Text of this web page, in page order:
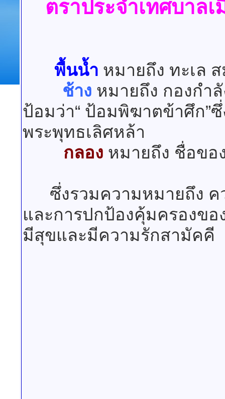
ตราประจำเทศบาล
พื้นน้ำ หมายถึง ทะเล
ช้าง หมายถึง กองกำ
ป้อมว่า“ ป้อมพิฆาตข้าศึก”
พระพุทธเลิศหล้า
กลอง หมายถึง ชื่อขอ
ซึ่งรวมความหมายถึง ค
และการปกป้องคุ้มครองขอ
มีสุขและมีความรักสามัคคี